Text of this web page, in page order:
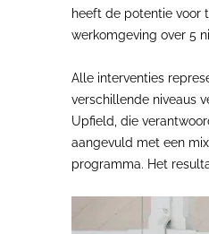
heeft de potentie voor
werkomgeving over 5
Alle interventies
verschillende niveaus
Upfield, die
aangevuld met een
programma. Het